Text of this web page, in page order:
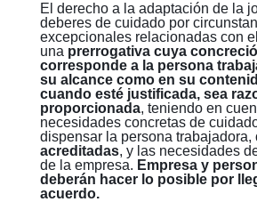
El derecho a la adaptación de la
deberes de cuidado por
excepcionales relacionadas con
una prerrogativa cuya
corresponde a la persona
su alcance como en su
cuando esté justificada, sea
proporcionada, teniendo en
necesidades concretas de
dispensar la persona trabajadora,
acreditadas, y las necesidades
de la empresa. Empresa y
deberán hacer lo posible por
acuerdo.